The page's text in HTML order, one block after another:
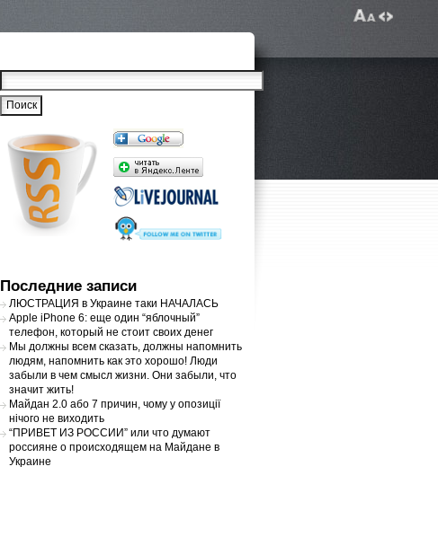
Последние записи
ЛЮСТРАЦИЯ в Украине таки НАЧАЛАСЬ
Apple iPhone 6: еще один “яблочный”
телефон, который не стоит своих денег
Мы должны всем сказать, должны напомнить
людям, напомнить как это хорошо! Люди
забыли в чем смысл жизни. Они забыли, что
значит жить!
Майдан 2.0 або 7 причин, чому у опозиції
нічого не виходить
“ПРИВЕТ ИЗ РОССИИ” или что думают
россияне о происходящем на Майдане в
Украине